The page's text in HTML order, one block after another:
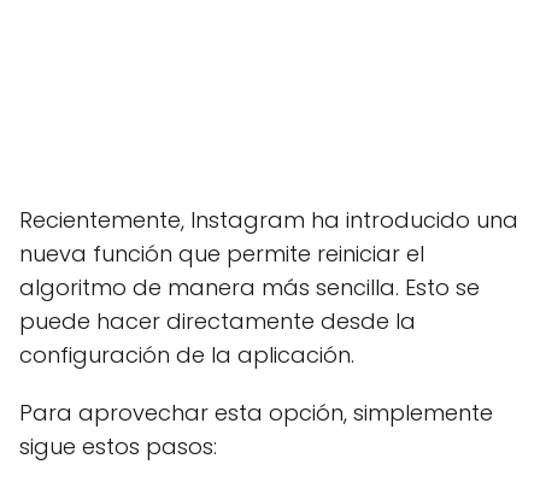
Recientemente, Instagram ha introducido una
nueva función que permite reiniciar el
algoritmo de manera más sencilla. Esto se
puede hacer directamente desde la
configuración de la aplicación.
Para aprovechar esta opción, simplemente
sigue estos pasos: